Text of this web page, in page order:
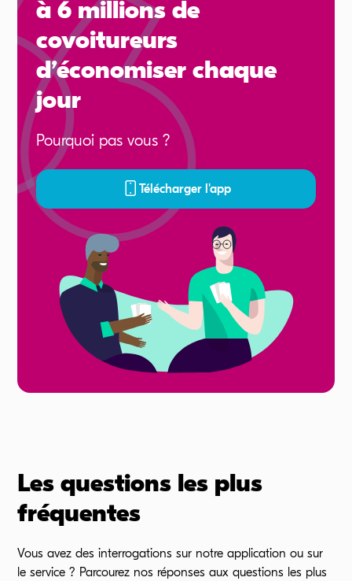
à 6 millions de
covoitureurs
d’économiser chaque
jour
Pourquoi pas vous ?
Télécharger l'app
Les questions les plus
fréquentes
Vous avez des interrogations sur notre application ou sur
leservice ? Parcourez nos réponses aux questions les plus